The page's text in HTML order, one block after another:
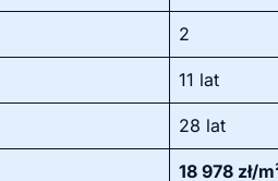
2
11 lat
28 lat
18 978 zł/